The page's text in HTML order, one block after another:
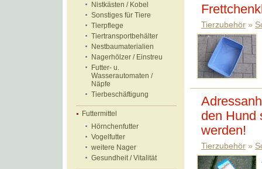
Nistkästen / Kobel
Sonstiges für Tiere
Tierpflege
Tiertransportbehälter
Nestbaumaterialien
Nagerhölzer / Einstreu
Futter- u.
Wasserautomaten /
Näpfe
Tierbeschäftigung
Futtermittel
Hörnchenfutter
Vogelfutter
weitere Nager
Gesundheit / Vitalität
Tierzubehör»
den Hund
werden!
Tierzubehör»